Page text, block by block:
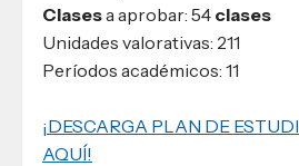
Clasesa aprobar: 54 clases
Unidades valorativas: 211
Períodos académicos: 11
¡DESCARGA PLAN DE
AQUÍ!